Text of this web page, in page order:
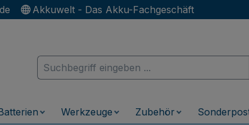
Akkuwelt - Das Akku-Fachgeschäft
Werkzeuge Zubehör